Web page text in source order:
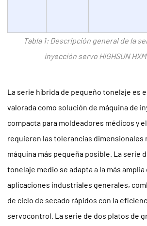
Tabla 1: Descripción general de la
inyección servo HIGHSUN
La serie híbrida de pequeño tonelaje es
valorada como solución de máquina de
compacta para moldeadores médicos y
requieren las tolerancias dimensionales
máquina más pequeña posible. La serie
tonelaje medio se adapta a la más amplia
aplicaciones industriales generales,
de ciclo de secado rápidos con la
servocontrol. La serie de dos platos de